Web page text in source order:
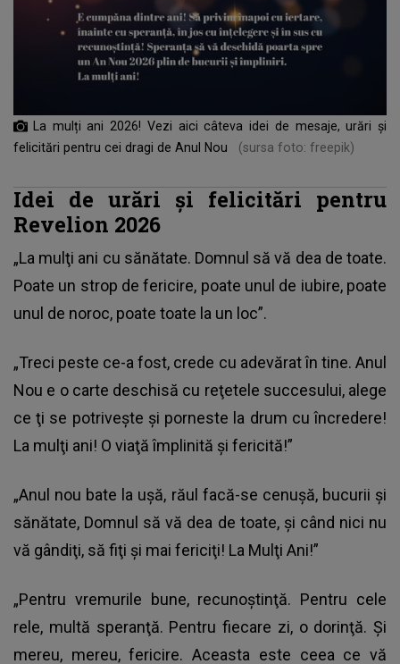
La mulți ani 2026! Vezi aici câteva idei de mesaje, urări și
felicitări pentru cei dragi de Anul Nou
(sursa foto: freepik)
Idei de urări și felicitări pentru
Revelion 2026
„La mulţi ani cu sănătate. Domnul să vă dea de toate.
Poate un strop de fericire, poate unul de iubire, poate
unul de noroc, poate toate la un loc”.
„Treci peste ce-a fost, crede cu adevărat în tine. Anul
Nou e o carte deschisă cu reţetele succesului, alege
ce ţi se potriveşte şi porneste la drum cu încredere!
La mulţi ani! O viaţă împlinită şi fericită!”
„Anul nou bate la uşă, răul facă-se cenuşă, bucurii şi
sănătate, Domnul să vă dea de toate, şi când nici nu
vă gândiţi, să fiţi şi mai fericiţi! La Mulţi Ani!”
„Pentru vremurile bune, recunoştinţă. Pentru cele
rele, multă speranţă. Pentru fiecare zi, o dorinţă. Şi
mereu, mereu, fericire. Aceasta este ceea ce vă